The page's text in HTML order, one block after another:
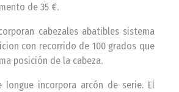
de 35 €.
cabezales abatibles sistema
con recorrido de 100 grados que
posición de la cabeza.
longue incorpora arcón de serie. El